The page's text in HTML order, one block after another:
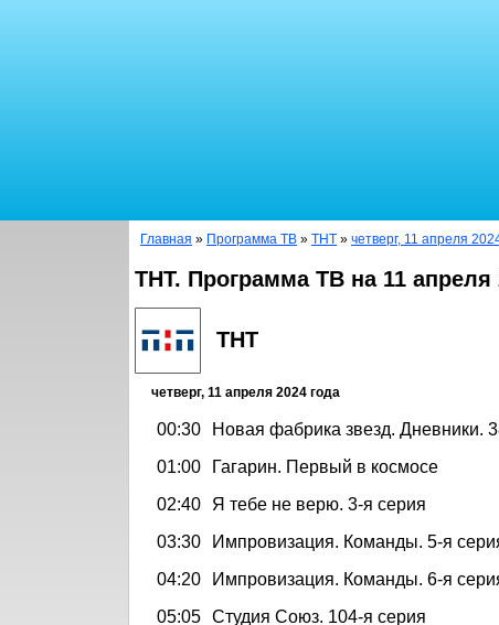
Главная » Программа ТВ » ТНТ » четверг, 11 апреля
ТНТ. Программа ТВ на 11 апреля
ТНТ
четверг, 11 апреля 2024 года
00:30
Новая фабрика звезд. Дневники.
01:00
Гагарин. Первый в космосе
02:40
Я тебе не верю. 3-я серия
03:30
Импровизация. Команды. 5-я
04:20
Импровизация. Команды. 6-я
05:05 Студия Союз. 104-я серия